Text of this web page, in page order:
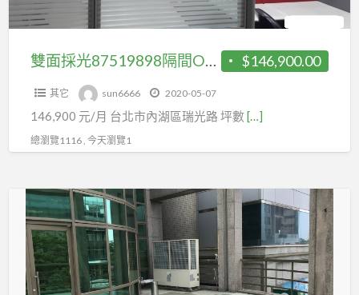
OA
辦
$146,900.00
雙面採光87519898隔間OA辦公家具
其它 sun6666 2020-05-07
146,900 元/月 台北市內湖區瑞光路 坪數[…]
總瀏覽1116 , 今天瀏覽1
87519898